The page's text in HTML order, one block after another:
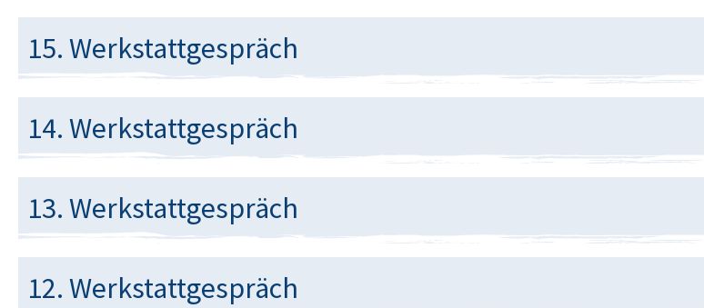
15. Werkstattgespräch
14. Werkstattgespräch
13. Werkstattgespräch
12. Werkstattgespräch